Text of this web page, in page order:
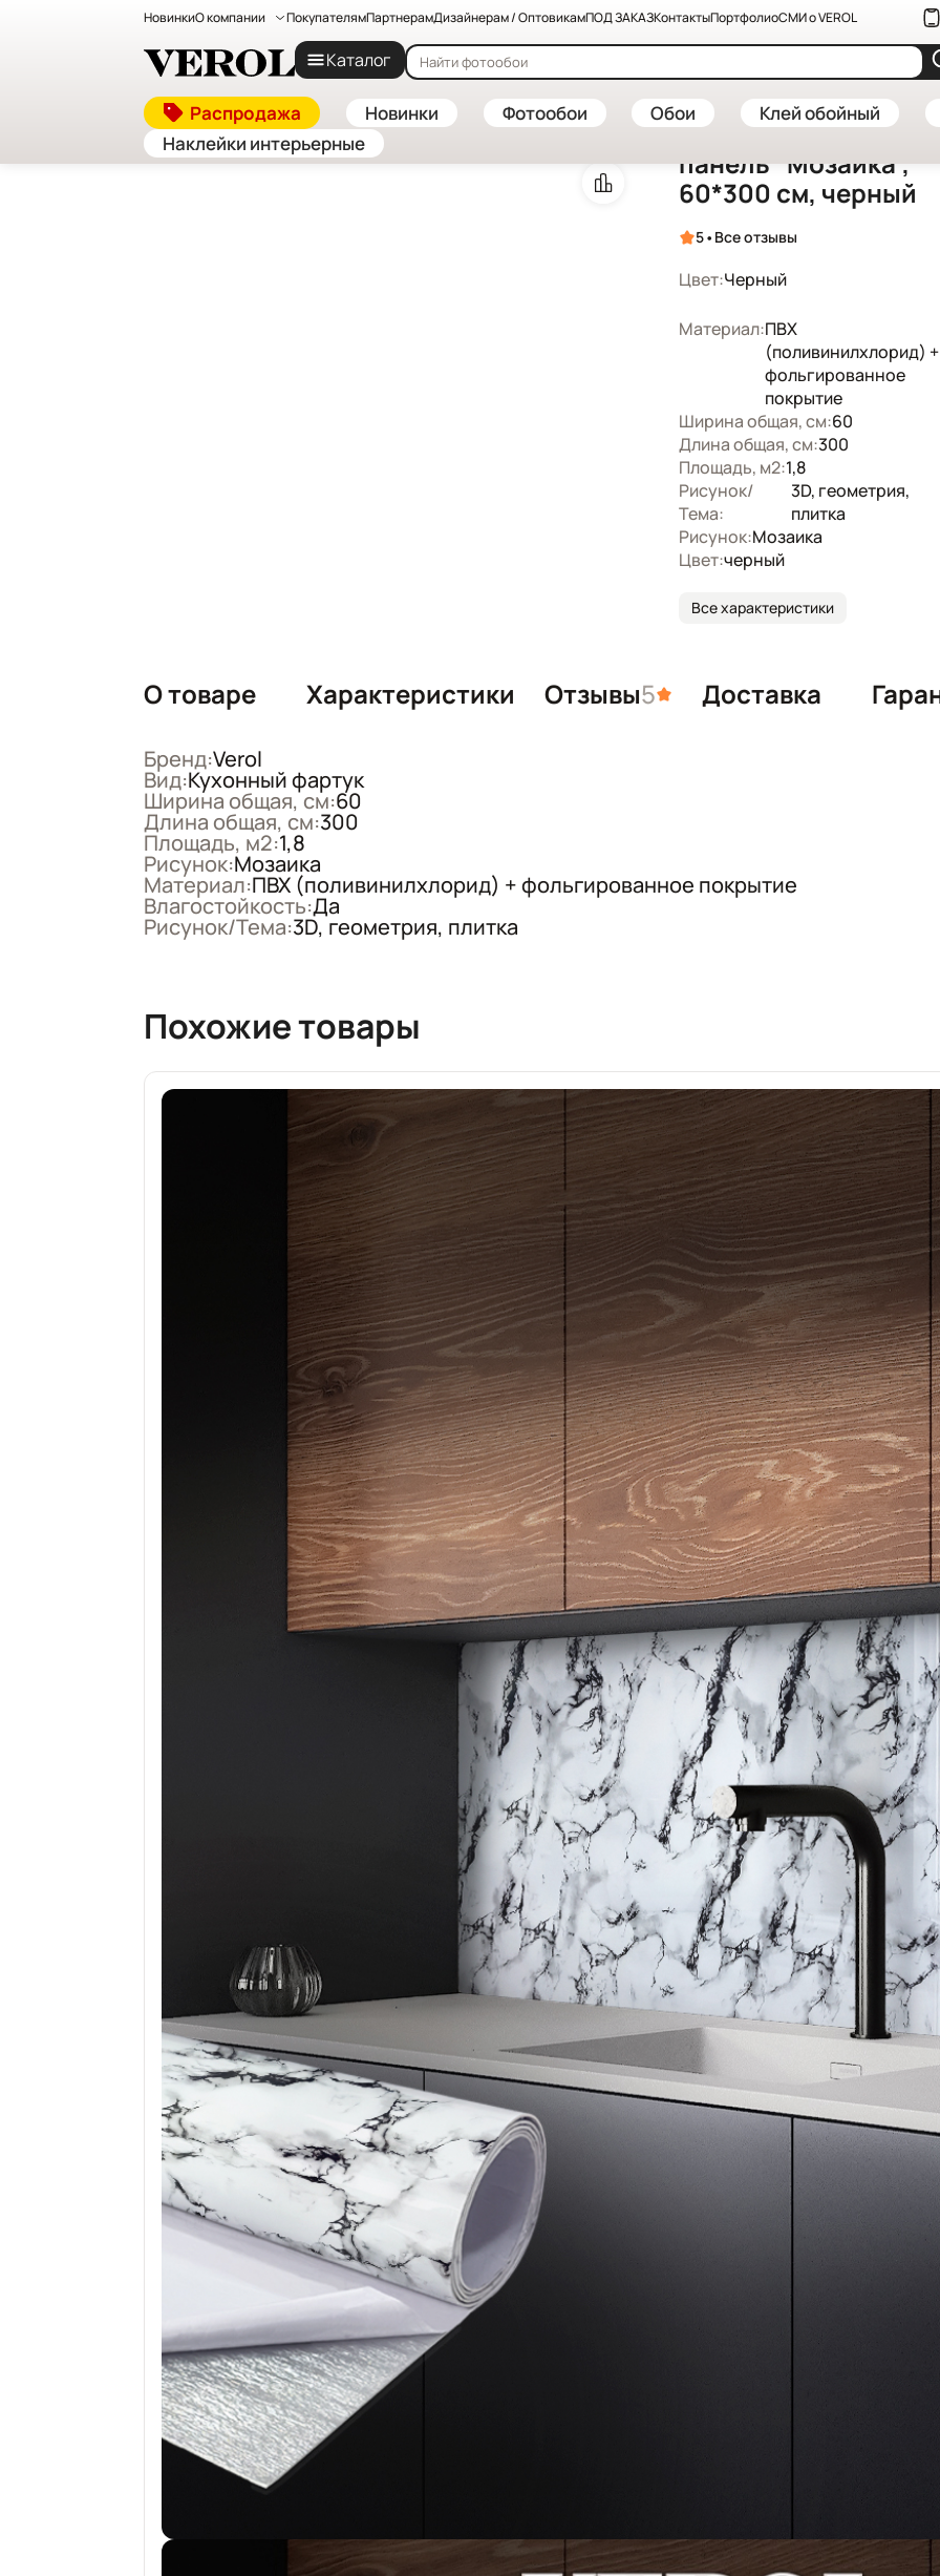
НовинкиО компании ПокупателямПартнерамДизайнерам / ОптовикамПОД ЗАКАЗКонтактыПортфолиоСМИ о VEROL
Каталог
Распродажа Новинки Фотообои Обои Клей обойный
Наклейки интерьерные
Главная—Каталог—Декоративные стеновые панели ПВХ и МДФ — купить в интернет-магазине VEROL—
Артикул: СП0050/60х300/1шт
Самоклеящаяся
панель "Мозаика",
60*300 см, черный
5• Все отзывы
Цвет:Черный
Материал:ПВХ
(поливинилхлорид) +
фольгированное
покрытие
Ширина общая, см:60
Длина общая, см:300
Площадь, м2:1,8
Рисунок/
Тема:
3D, геометрия,
плитка
Рисунок:Мозаика
Цвет:черный
Все характеристики
О товаре Характеристики Отзывы5 Доставка
Бренд:Verol
Вид:Кухонный фартук
Ширина общая, см:60
Длина общая, см:300
Площадь, м2:1,8
Рисунок:Мозаика
Материал:ПВХ (поливинилхлорид) + фольгированное покрытие
Влагостойкость:Да
Рисунок/Тема:3D, геометрия, плитка
Похожие товары